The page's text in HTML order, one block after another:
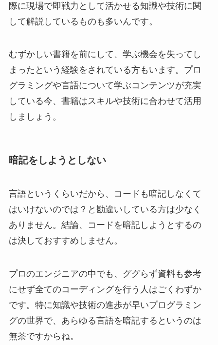
際に現場で即戦力として活かせる知識や技術に関
して解説しているものも多いんです。
むずかしい書籍を前にして、学ぶ機会を失ってし
まったという経験をされている方もいます。プロ
グラミングや言語について学ぶコンテンツが充実
している今、書籍はスキルや技術に合わせて活用
しましょう。
暗記をしようとしない
言語というくらいだから、コードも暗記しなくて
はいけないのでは？と勘違いしている方は少なく
ありません。結論、コードを暗記しようとするの
は決しておすすめしません。
プロのエンジニアの中でも、ググらず資料も参考
にせず全てのコーディングを行う人はごくわずか
です。特に知識や技術の進歩が早いプログラミン
グの世界で、あらゆる言語を暗記するというのは
無茶ですからね。